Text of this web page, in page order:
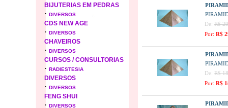
BIJUTERIAS EM PEDRAS
· DIVERSOS
CDS NEW AGE
· DIVERSOS
CHAVEIROS
· DIVERSOS
CURSOS / CONSULTORIAS
· RADIESTESIA
DIVERSOS
· DIVERSOS
FENG SHUI
· DIVERSOS
De:R$
Por: R$
De:R$
Por: R$